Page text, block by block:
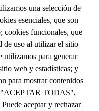
una selección de
esenciales, que son
cookies funcionales, que
de uso al utilizar el sitio
utilizamos para generar
web y estadísticas; y
para mostrar contenidos
"ACEPTAR TODAS",
aceptar y rechazar